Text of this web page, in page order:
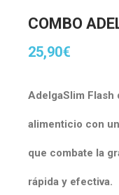
COMBO
25,90€
AdelgaSlim Flash
alimenticio con
que combate la
rápida y efectiva.